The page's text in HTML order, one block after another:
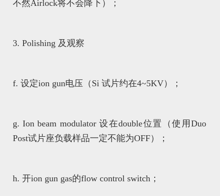
不然Airlock将不会降下）；
3. Polishing 及观察
f. 设定ion gun电压（Si 试片约在4~5KV）；
g. Ion beam modulator 设在double位置（使用Duo
Post试片座负载样品一定不能为OFF）；
h. 开ion gun gas的flow control switch；